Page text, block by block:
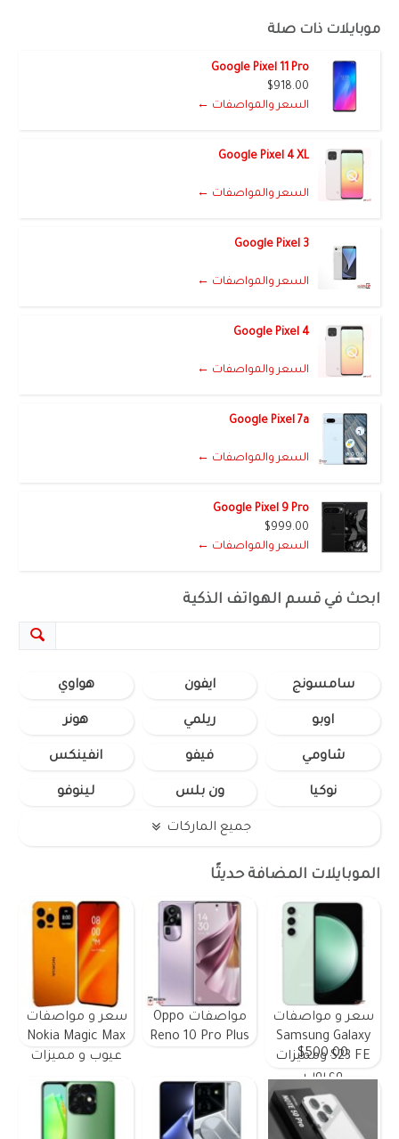
موبايلات ذات صلة
Google Pixel 11 Pro
$918.00
السعر والمواصفات ←
Google Pixel 4 XL
السعر والمواصفات ←
Google Pixel 3
السعر والمواصفات ←
Google Pixel 4
السعر والمواصفات ←
Google Pixel 7a
السعر والمواصفات ←
Google Pixel 9 Pro
$999.00
السعر والمواصفات ←
ابحث في قسم الهواتف الذكية
سامسونج ايفون هواوي
اوبو ريلمي هونر
شاومي فيفو انفينكس
نوكيا ون بلس لينوفو
جميع الماركات
الموبايلات المضافة حديثًا
سعر و مواصفات
Samsung Galaxy
S23 FE ومميزات
وعيوب
$500.00
مواصفات Oppo
Reno 10 Pro Plus
سعر و مواصفات
Nokia Magic Max
عيوب و مميزات